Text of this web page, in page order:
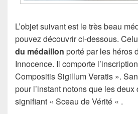
L’objet suivant est le très beau
pouvez découvrir ci-dessous.
du médaillon porté par les héros
Innocence. Il comporte
Compositis Sigillum Veratis ».
pour l’instant notons que les deux
signifiant « Sceau de Vérité « .